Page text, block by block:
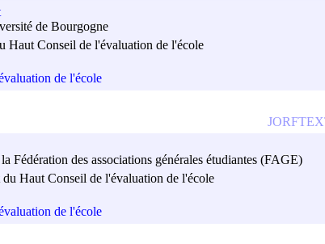
de Bourgogne
Haut Conseil de l'évaluation de l'école
de l'école
Fédération des associations générales étudiantes (FAGE)
du Haut Conseil de l'évaluation de l'école
de l'école